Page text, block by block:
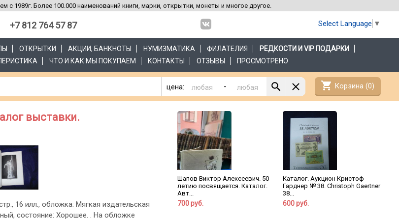
с 1989г. Более 100.000 наименований книги, марки, открытки, монеты и многое другое.
+7 812 764 57 87 Select Language ▼
ОТКРЫТКИ АКЦИИ, БАНКНОТЫ НУМИЗМАТИКА ФИЛАТЕЛИЯ
РЕДКОСТИ И VIP ПОДАРКИ
ЧТО И КАК МЫ ПОКУПАЕМ КОНТАКТЫ ОТЗЫВЫ ПРОСМОТРЕНО
цена: - shopping_cart Корзина (0)
выставки.
16 илл., обложка: Мягкая издательская
состояние: Хорошее. . На обложке
Шапов Виктор Алексеевич. 50-
летию посвящается. Каталог.
Авт...
700 руб.
Каталог. Аукцион Кристоф
Гарднер № 38. Christoph Gaertner
38...
600 руб.